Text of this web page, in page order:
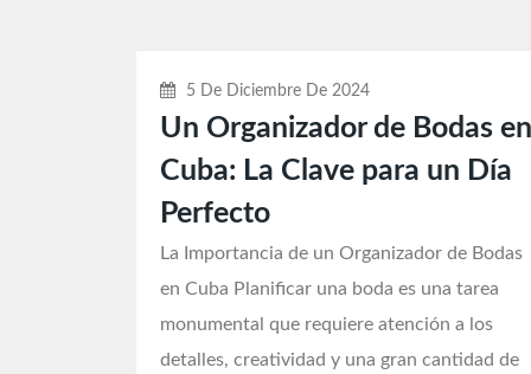
5 De Diciembre De 2024
Un Organizador de Bodas en
Cuba: La Clave para un Día
Perfecto
La Importancia de un Organizador de Bodas
en Cuba Planificar una boda es una tarea
monumental que requiere atención a los
detalles, creatividad y una gran cantidad de